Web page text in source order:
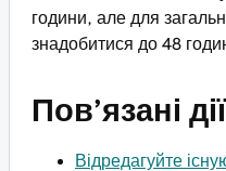
години, але для
знадобитися до 48
Пов’язані дії
Відредагуйте